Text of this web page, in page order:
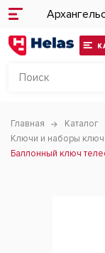
Главная Каталог
Ключи и наборы
Баллонный ключ